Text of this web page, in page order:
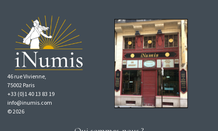
46 rue Vivienne,
75002 Paris
+33 (0)1 40 13 83 19
info@inumis.com
© 2026